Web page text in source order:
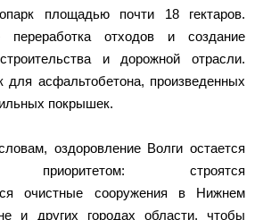
площадью почти 18 гектаров.
отходов и создание
и дорожной отрасли.
для асфальтобетона, произведенных
покрышек.
оздоровление Волги остается
приоритетом: строятся
очистные сооружения в Нижнем
и других городах области, чтобы